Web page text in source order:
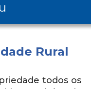
Rural
todos os